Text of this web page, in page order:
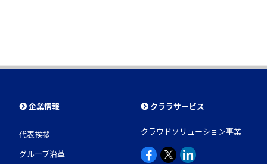
企業情報
代表挨拶
グループ沿革
クララサービス
クラウドソリューション事業